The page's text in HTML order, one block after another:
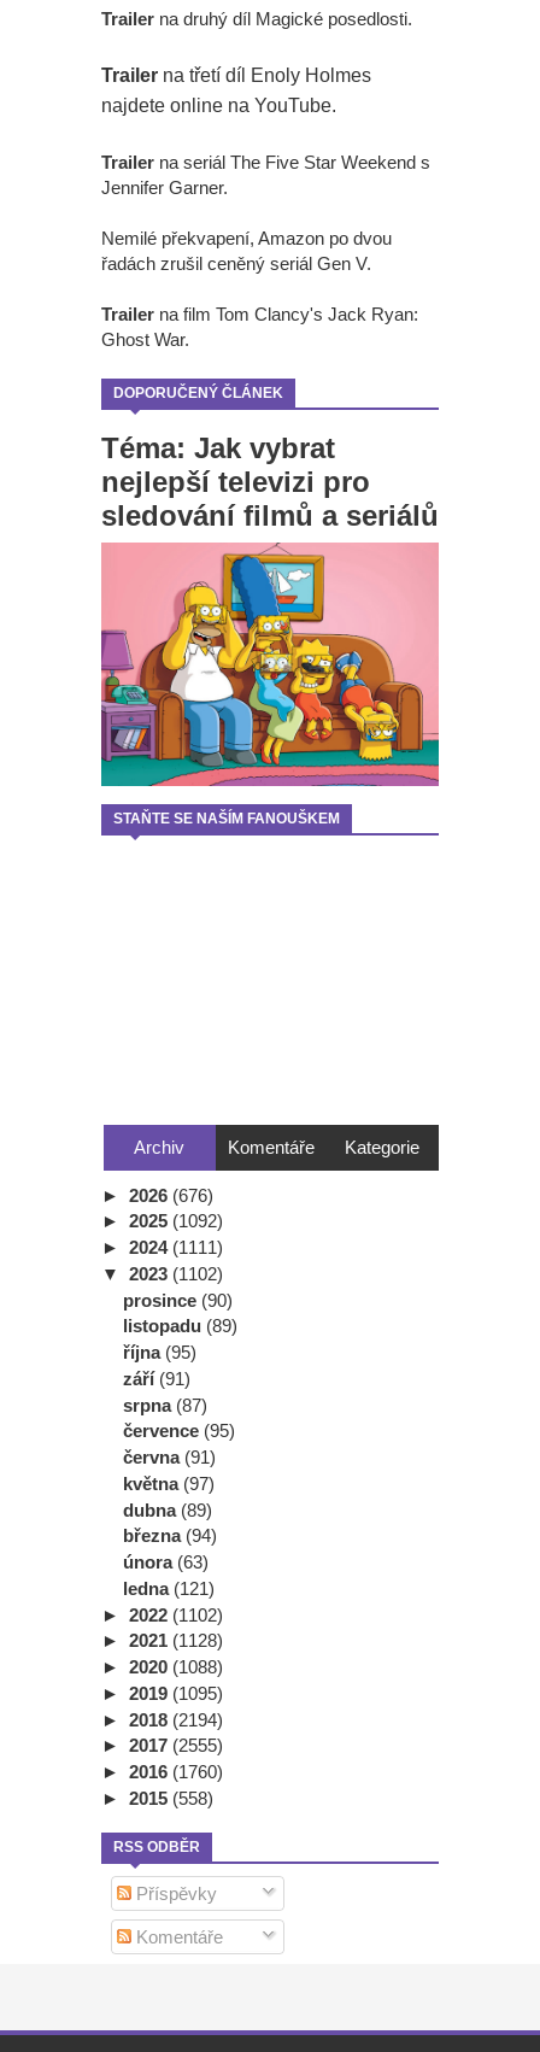
Trailer na druhý díl Magické posedlosti.
Trailer na třetí díl Enoly Holmes
najdete online na YouTube.
Trailer na seriál The Five Star Weekend s
Jennifer Garner.
Nemilé překvapení, Amazon po dvou
řadách zrušil ceněný seriál Gen V.
Trailer na film Tom Clancy's Jack Ryan:
Ghost War.
DOPORUČENÝ ČLÁNEK
Téma: Jak vybrat
nejlepší televizi pro
sledování filmů a seriálů
STAŇTE SE NAŠÍM FANOUŠKEM
Archiv Komentáře Kategorie
► 2026 (676)
► 2025 (1092)
► 2024 (1111)
▼ 2023 (1102)
prosince (90)
listopadu (89)
října (95)
září (91)
srpna (87)
července (95)
června (91)
května (97)
dubna (89)
března (94)
února (63)
ledna (121)
► 2022 (1102)
► 2021 (1128)
► 2020 (1088)
► 2019 (1095)
► 2018 (2194)
► 2017 (2555)
► 2016 (1760)
► 2015 (558)
RSS ODBĚR
Příspěvky
Komentáře